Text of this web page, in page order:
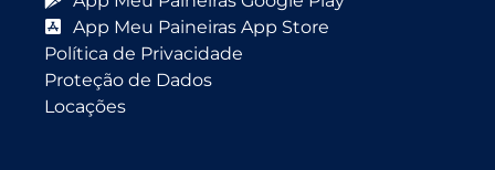
App Meu Paineiras App Store
Política de Privacidade
Proteção de Dados
Locações